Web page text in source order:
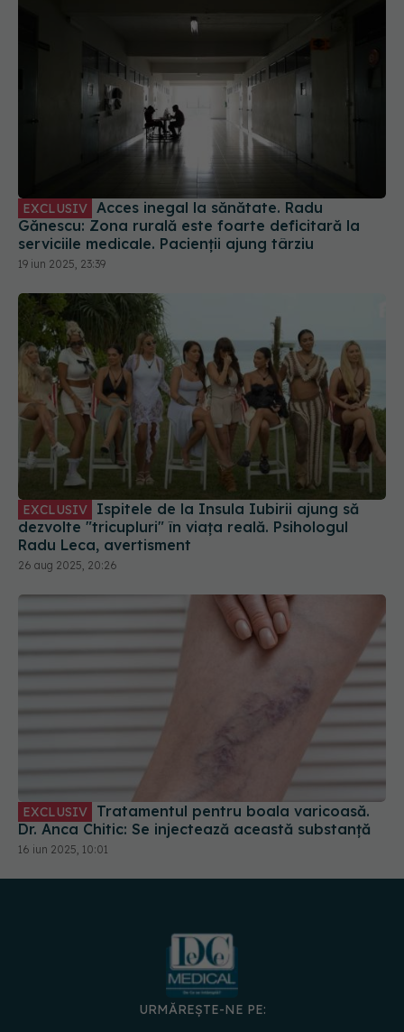
EXCLUSIV
Gănescu: Zona rurală este foarte deficitară la
serviciile medicale. Pacienții ajung târziu
19 iun 2025, 23:39
EXCLUSIV
dezvolte "tricupluri" în viața reală. Psihologul
Radu Leca, avertisment
26 aug 2025, 20:26
EXCLUSIV
Dr. Anca Chitic: Se injectează această substanță
16 iun 2025, 10:01
URMĂREȘTE-NE PE: